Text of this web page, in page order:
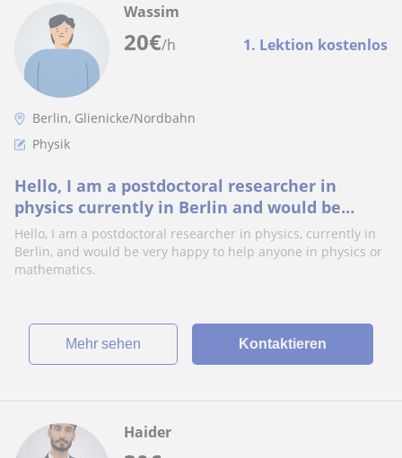
20€/h 1. Lektion kostenlos
Wassim
Berlin, Glienicke/Nordbahn
Physik
Hello, I am a postdoctoral researcher in
physics currently in Berlin and would be
happy to help anyone in physics or
mathematics
Hello, I am a postdoctoral researcher in physics, currently in
Berlin, and would be very happy to help anyone in physics or
mathematics.
Mehr sehen Kontaktieren
Haider